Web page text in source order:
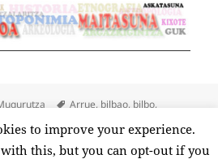
Etiquetas
Arrue, bilbao, bilbo,
,tradiciones
to improve your experience.
this, but you can opt-out if you